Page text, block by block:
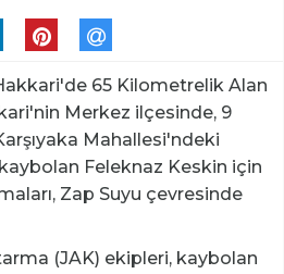
65 Kilometrelik Alan
Merkez ilçesinde, 9
Mahallesi'ndeki
Feleknaz Keskin için
Zap Suyu çevresinde
(JAK) ekipleri, kaybolan